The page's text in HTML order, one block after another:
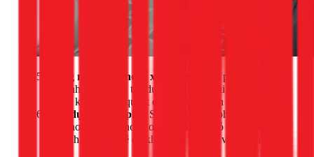
Dùng nước hoa hoặc xịt phòng:
Giải pháp nhanh
nhất nhưng chỉ có tác dụng che đậy mùi trong thời gian
ngắn, không giải quyết được gốc rễ vấn đề.
Tận dụng bã cà phê:
Sau khi pha cà phê, hãy giữ lại
bã, phơi khô và cho vào một túi vải nhỏ treo trong nhà
vệ sinh. Bã cà phê có khả năng hút ẩm và khử mùi rất